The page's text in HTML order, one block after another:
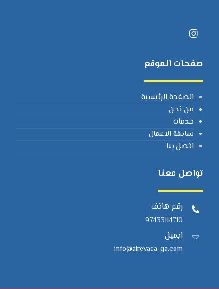
صفحات الموقع
الصفحة الرئيسية
من نحن
خدمات
سابقة الاعمال
اتصل بنا
تواصل معنا
رقم هاتف
97433114710
ايميل
info@alreyada-qa.com